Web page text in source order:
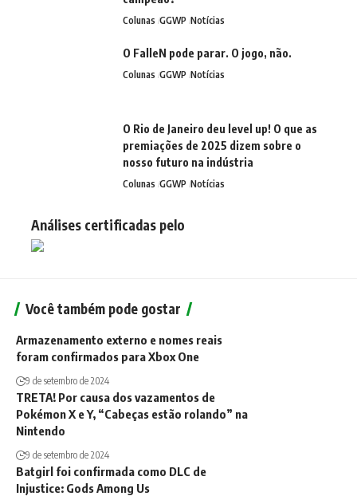
Colunas GGWP Notícias
O FalleN pode parar. O jogo, não.
Colunas GGWP Notícias
O Rio de Janeiro deu level up! O que as
premiações de 2025 dizem sobre o
nosso futuro na indústria
Colunas GGWP Notícias
Análises certificadas pelo
Você também pode gostar
Armazenamento externo e nomes reais
foram confirmados para Xbox One
9 de setembro de 2024
TRETA! Por causa dos vazamentos de
Pokémon X e Y, “Cabeças estão rolando” na
Nintendo
9 de setembro de 2024
Batgirl foi confirmada como DLC de
Injustice: Gods Among Us